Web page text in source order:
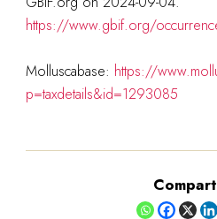
https://www.gbif.org/
Molluscabase: https://
p=taxdetails&id=1293085